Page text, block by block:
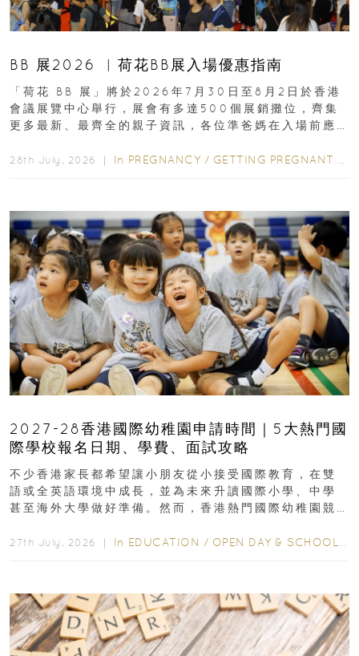
BB 展2026 ︳荷花BB展入場優惠指南
「荷花 BB 展」將於2026年7月30日至8月2日於香港
會議展覽中心舉行，展會有多達500個展銷攤位，齊集
更多最新、最齊全的親子資訊，各位準爸媽在入場前應
28th July, 2026 ｜ In PREGNANCY / GETTING PREGNANT
2027-28香港國際幼稚園申請時間｜5大熱門國
際學校報名日期、學費、面試攻略
不少香港家長都希望讓小朋友從小接受國際教育，在雙
語或全英語環境中成長，並為未來升讀國際小學、中學
甚至海外大學做好準備。然而，香港熱門國際幼稚園競
27th July, 2026 ｜ In EDUCATION / OPEN DAY & SCHOOL EVENTS